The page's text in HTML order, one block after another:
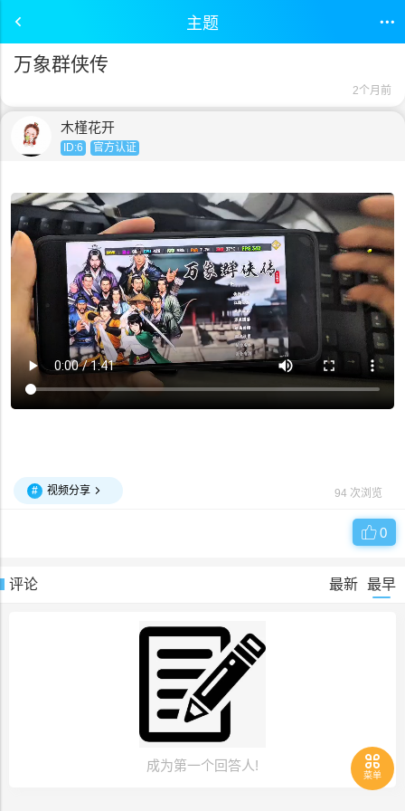
主题
万象群侠传
2个月前
木槿花开
ID:6 官方认证
# 视频分享 94 次浏览
0
评论 最早
最新
成为第一个回答人!
菜单